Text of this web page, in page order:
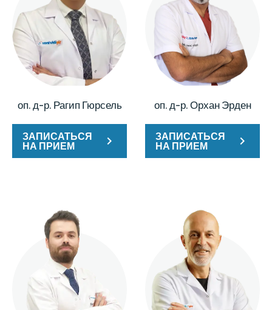
оп. д-р. Рагип Гюрсель
ЗАПИСАТЬСЯ
НА ПРИЕМ
оп. д-р. Орхан Эрден
ЗАПИСАТЬСЯ
НА ПРИЕМ